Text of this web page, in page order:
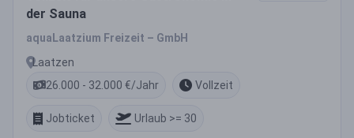
der Sauna
aquaLaatzium Freizeit – GmbH
Laatzen
26.000 - 32.000 €/Jahr
Vollzeit
Jobticket Urlaub >= 30